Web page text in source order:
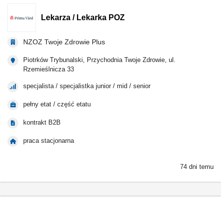
Lekarza / Lekarka POZ
NZOZ Twoje Zdrowie Plus
Piotrków Trybunalski, Przychodnia Twoje Zdrowie, ul.
Rzemieślnicza 33
specjalista / specjalistka junior / mid / senior
pełny etat / część etatu
kontrakt B2B
praca stacjonarna
74 dni temu